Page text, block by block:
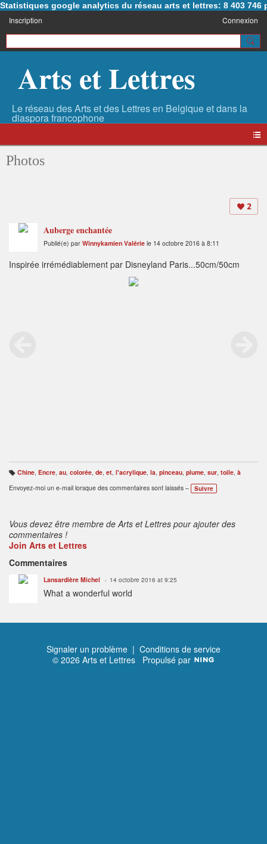
Statistiques google analytics du réseau arts et lettres: 8 403 746
Inscription Connexion
Arts et Lettres
Photos
2
Auberge enchantée
Publié(e) par Winnykamien Valérie le 14 octobre 2016 à 8:11
Inspirée irrémédiablement par Disneyland Paris...50cm/50cm
B
ali
s
Chine, Encre, au, colorée, de, et, l'acrylique, la, pinceau, plume, sur, toile, à
Envoyez-moi un e-mail lorsque des commentaires sont laissés –
Suivre
Vous devez être membre de Arts et Lettres pour ajouter des
commentaires !
Join Arts et Lettres
Commentaires
Lansardière Michel 14 octobre 2016 at 9:25
What a wonderful world
Signaler un problème | Conditions de service
© 2026 Arts et Lettres Propulsé par